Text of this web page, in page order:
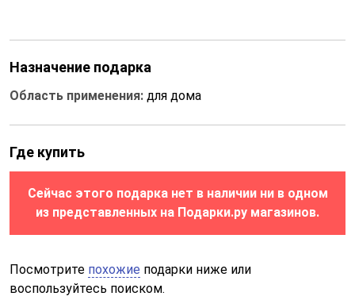
Назначение подарка
Область применения: для дома
Где купить
Сейчас этого подарка нет в наличии ни в одном
из представленных на Подарки.ру магазинов.
Посмотрите похожие подарки ниже или
воспользуйтесь поиском.